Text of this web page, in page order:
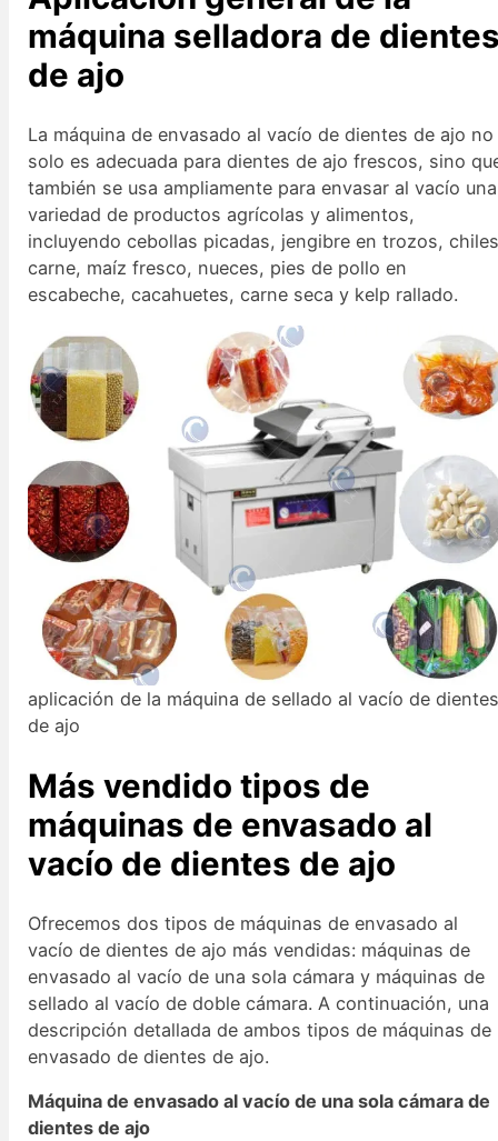
máquina selladora de
de ajo
La máquina de envasado al vacío de dientes de ajo no
solo es adecuada para dientes de ajo frescos, sino
también se usa ampliamente para envasar al vacío una
variedad de productos agrícolas y alimentos,
incluyendo cebollas picadas, jengibre en trozos,
carne, maíz fresco, nueces, pies de pollo en
escabeche, cacahuetes, carne seca y kelp rallado.
aplicación de la máquina de sellado al vacío de
de ajo
Más vendido tipos de
máquinas de envasado al
vacío de dientes de ajo
Ofrecemos dos tipos de máquinas de envasado al
vacío de dientes de ajo más vendidas: máquinas de
envasado al vacío de una sola cámara y máquinas de
sellado al vacío de doble cámara. A continuación, una
descripción detallada de ambos tipos de máquinas de
envasado de dientes de ajo.
Máquina de envasado al vacío de una sola cámara de
dientes de ajo